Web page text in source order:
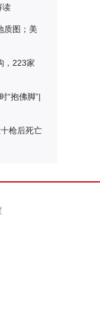
读
质图；美
，223家
“抱佛脚”|
枪后死亡